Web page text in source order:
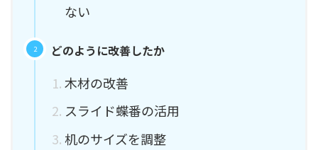
ない
どのように改善したか
木材の改善
スライド蝶番の活用
机のサイズを調整